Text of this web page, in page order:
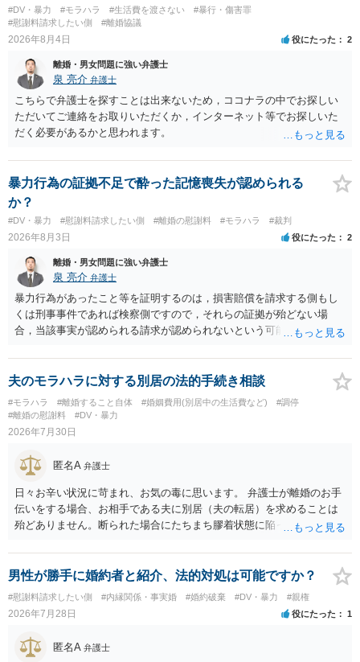
#DV・暴力 #モラハラ #生活費を渡さない
#暴行・傷害罪
#慰謝料請求したい側
#離婚協議
2026年8月4日 役にたった 2
離婚・男女問題に強い弁護士
泉 亮介 弁護士
こちらで弁護士を探すことは出来ないため，ココナラの中でお探しい
ただいてご連絡をお取りいただくか，インターネット等でお探しいた
だく必要があるかと思われます。
暴力行為の証拠不足で酔った記憶喪失が認められる
か？
#DV・暴力 #慰謝料請求したい側 #離婚の慰謝料 #モラハラ #裁判
2026年8月3日 役にたった 2
離婚・男女問題に強い弁護士
泉 亮介 弁護士
暴力行為があったこと等を証明するのは，損害賠償を請求する側もし
くは刑事事件であれば検察側ですので，それらの証拠が殆どない場
合，当該事実が認められる請求が認められないという可能性はあるで
夫のモラハラに対する別居の法的手続き相談
#モラハラ #離婚すること自体 #婚姻費用(別居中の生活費など)
#調停
#離婚の慰謝料
#DV・暴力
2026年7月30日
匿名A 弁護士
日々お辛い状況に苛まれ、お気の毒に思います。 弁護士が離婚のお手
伝いをする場合、お相手である夫に別居（夫の転居）を求めることは
殆どありません。断られた場合にたちまち膠着状態に陥ってしまうの
高いためです。 実務的には、ご相談者さまが転居する形で離婚協議等
を進める選択を採らざるを得ないことが圧倒的多数です。
男性が勝手に婚約者と紹介、法的対処は可能ですか？
#慰謝料請求したい側 #内縁関係・事実婚 #婚約破棄 #DV・暴力 #親権
2026年7月28日 役にたった 1
匿名A 弁護士